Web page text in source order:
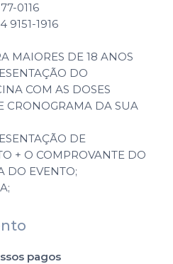
0116
9151-1916
MAIORES DE 18 ANOS
DO
COM AS DOSES
CRONOGRAMA DA SUA
DE
+ O COMPROVANTE DO
DO EVENTO;
pagos